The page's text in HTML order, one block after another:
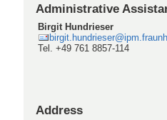
Administrative
Birgit Hundrieser
Tel. +49 761 8857-114
Address